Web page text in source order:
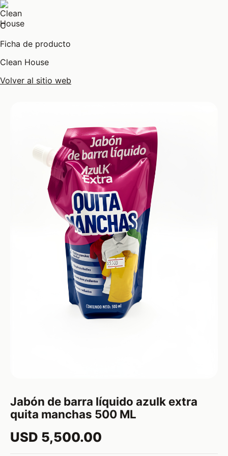
C
Ficha de producto
Clean House
Volver al sitio web
Jabón de barra líquido azulk extra
quita manchas 500 ML
USD 5,500.00